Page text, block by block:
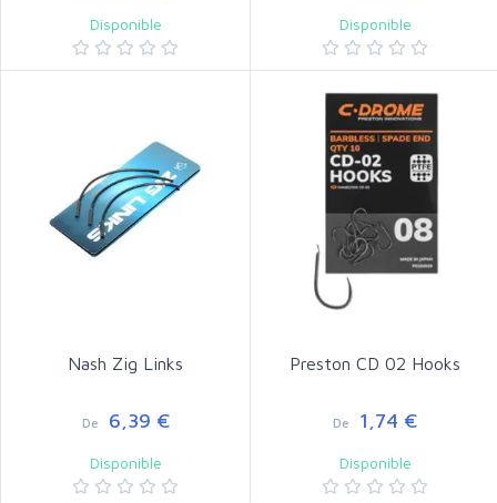
Disponible Disponible
Nash Zig Links
De 6,39 €
Disponible
Preston CD 02 Hooks
De 1,74 €
Disponible